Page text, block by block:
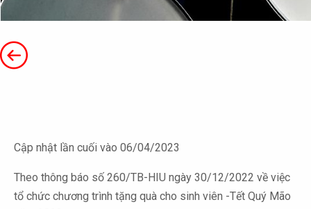
Cập nhật lần cuối vào 06/04/2023
Theo thông báo số 260/TB-HIU ngày 30/12/2022 về việc
tổ chức chương trình tặng quà cho sinh viên -Tết Quý Mão